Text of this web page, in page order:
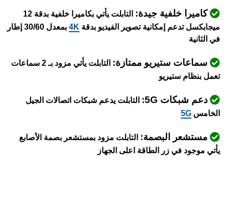
كاميرا خلفية جيدة:
التابلت يأتي بكاميرا خلفية بدقة 12
ميجابكسل تدعم إمكانية تصوير الفيديو بدقة 4K
بمعدل 30/60 إطار
في الثانية
سماعات ستيريو ممتازة:
التابلت يأتي مزود بـ 2 سماعات
تعمل بنظام ستيريو
دعم شبكات 5G:
التابلت يدعم شبكات اتصالات الجيل
الخامس 5G
مستشعر البصمة: التابلت مزود بمستشعر بصمة الأصابع
يأتي موجود في زر الطاقة اعلى الجهاز